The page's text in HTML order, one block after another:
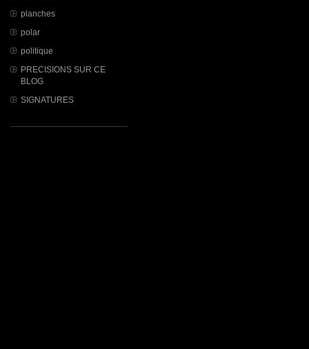
planches
polar
politique
PRECISIONS SUR CE
BLOG
SIGNATURES